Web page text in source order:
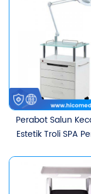
Perabot Salun
Estetik Troli SPA
Fungsi Dengan
LED